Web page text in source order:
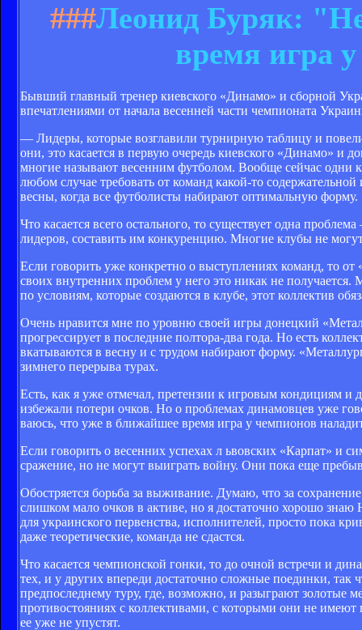
###Леонид Буряк:
время игра
Бывший главный тренер киевского «Динамо» и сборной
впечатлениями от начала весенней части чемпионата
— Лидеры, которые возглави­ли турнирную таблицу и повели
они, это касается в первую очередь киевского «Динамо» и
многие называют весенним футболом. Вооб­ще сейчас одни
любом случае тре­бовать от команд какой-то
весны, когда все фут­болисты набирают опти­мальную форму.
Что касается всего осталь­ного, то существует одна
лидеров, составить им конкуренцию. Многие клубы не
Если говорить уже кон­кретно о выступлениях ко­манд, то
своих внутренних проблем у него это никак не
по условиям, которые создаются в клубе, этот кол­лектив
Очень нравится мне по уровню своей игры донецкий
прогрессирует в последние полтора-два года. Но есть
вкатываются в весну и с тру­дом набирают форму.
зимнего перерыва турах.
Есть, как я уже отмечал, претензии к игровым конди­циям и
избежали потери очков. Но о пробле­мах динамовцев уже
ваюсь, что уже в ближайшее время игра у чемпионов
Если говорить о весенних успехах л ьвовских «Карпат» и
сражение, но не могут выиграть войну. Они пока еще
Обостряется борьба за выживание. Думаю, что за
слишком мало очков в активе, но я до­статочно хорошо
для украинского первенства, исполнителей, просто пока
даже теоретиче­ские, команда не сдастся.
Что касается чемпион­ской гонки, то до очной встречи и
тех, и у других впереди достаточно сложные поединки,
предпоследнему туру, где, возможно, и разы­грают золотые
противостояниях с коллективами, с которыми они не имеют
ее уже не упустят.